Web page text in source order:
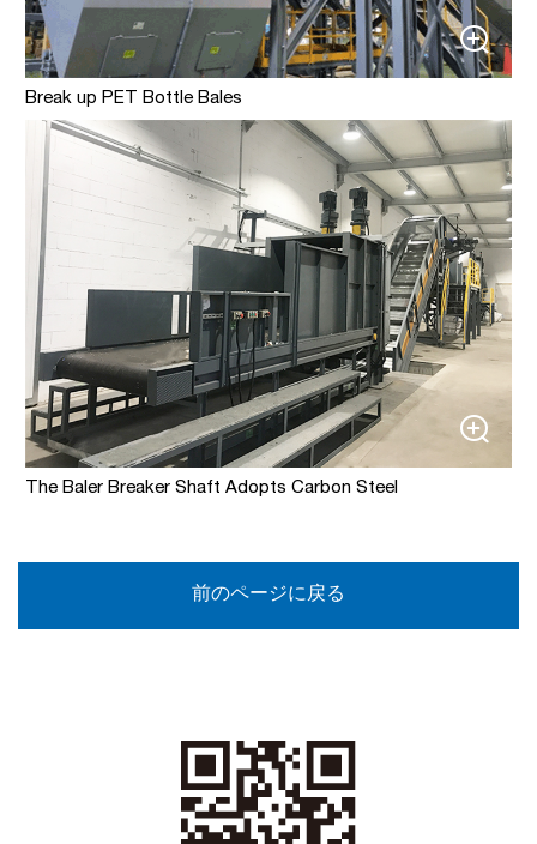
Break up PET Bottle Bales
The Baler Breaker Shaft Adopts Carbon Steel
前のページに戻る